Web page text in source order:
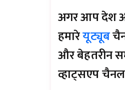
अगर आप देश
हमारेयूट्यूब
और बेहतरीन
व्हाट्सएप